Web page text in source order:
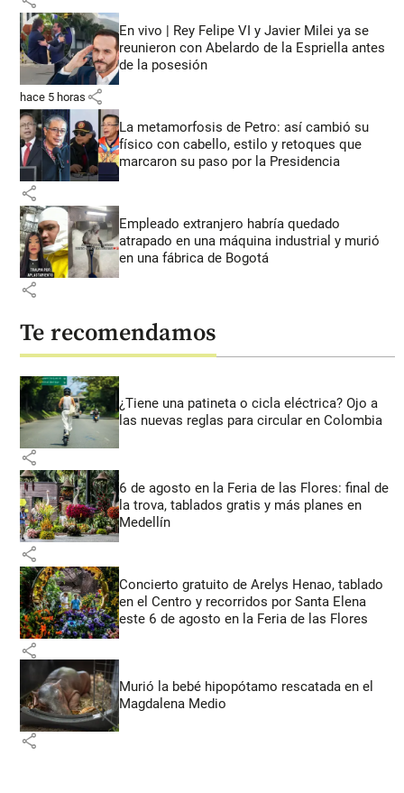
En vivo | Rey Felipe VI y Javier Milei ya se
reunieron con Abelardo de la Espriella antes
de la posesión
hace 5 horas share
La metamorfosis de Petro: así cambió su
físico con cabello, estilo y retoques que
marcaron su paso por la Presidencia
share
Empleado extranjero habría quedado
atrapado en una máquina industrial y murió
en una fábrica de Bogotá
share
Te recomendamos
¿Tiene una patineta o cicla eléctrica? Ojo a
las nuevas reglas para circular en Colombia
share
6 de agosto en la Feria de las Flores: final de
la trova, tablados gratis y más planes en
Medellín
share
Concierto gratuito de Arelys Henao, tablado
en el Centro y recorridos por Santa Elena
este 6 de agosto en la Feria de las Flores
share
Murió la bebé hipopótamo rescatada en el
Magdalena Medio
share